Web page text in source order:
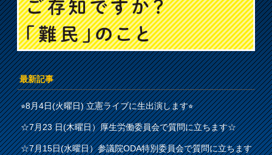
最新記事
⭐︎8月4日(火曜日) 立憲ライブに生出演します⭐︎
☆7月23 日(木曜日）厚生労働委員会で質問に立ちます☆
☆7月15日(水曜日）参議院ODA特別委員会で質問に立ちます